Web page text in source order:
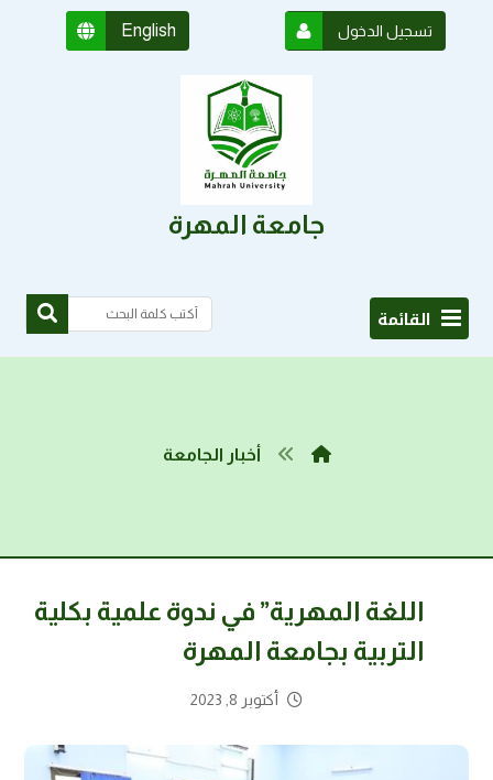
English تسجيل الدخول
جامعة المهرة
القائمة
أخبار الجامعة
اللغة المهرية” في ندوة علمية بكلية
التربية بجامعة المهرة
أكتوبر 8, 2023